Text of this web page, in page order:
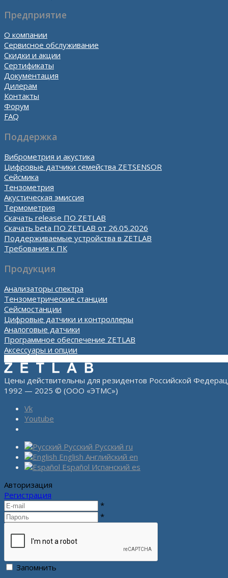
Предприятие
О компании
Сервисное обслуживание
Скидки и акции
Сертификаты
Документация
Дилерам
Контакты
Форум
FAQ
Поддержка
Виброметрия и акустика
Цифровые датчики семейства ZETSENSOR
Сейсмика
Тензометрия
Акустическая эмиссия
Термометрия
Скачать release ПО ZETLAB
Скачать beta ПО ZETLAB от 26.05.2026
Поддерживаемые устройства в ZETLAB
Требования к ПК
Продукция
Анализаторы спектра
Тензометрические станции
Сейсмостанции
Цифровые датчики и контроллеры
Аналоговые датчики
Программное обеспечение ZETLAB
Аксессуары и опции
Цены действительны для резидентов Российской
1992 — 2025 © (ООО «ЭТМС»)
Vk
Youtube
Русский Русский ru
English Английский en
Español Испанский es
Авторизация
Регистрация
*
*
Запомнить